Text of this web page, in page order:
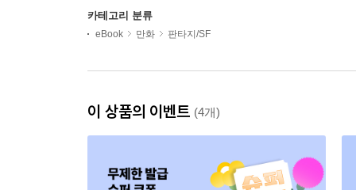
카테고리 분류
eBook 만화 판타지/SF
이 상품의 이벤트 (4개)